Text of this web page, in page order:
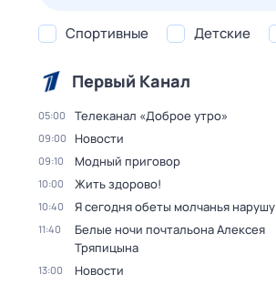
Спортивные Детские
Первый Канал
05:00 Телеканал «Доброе утро»
09:00 Новости
09:10 Модный приговор
10:00 Жить здорово!
10:40 Я сегодня обеты молчанья нарушу
11:40
Белые ночи почтальона Алексея
Тряпицына
13:00 Новости